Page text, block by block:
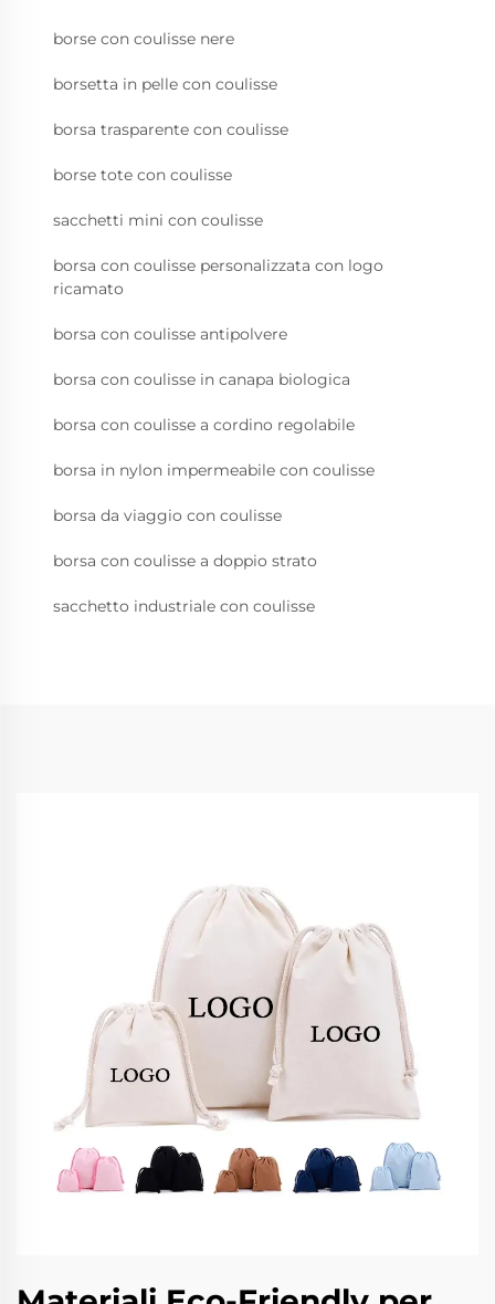
borse con coulisse nere
borsetta in pelle con coulisse
borsa trasparente con coulisse
borse tote con coulisse
sacchetti mini con coulisse
borsa con coulisse personalizzata con logo
ricamato
borsa con coulisse antipolvere
borsa con coulisse in canapa biologica
borsa con coulisse a cordino regolabile
borsa in nylon impermeabile con coulisse
borsa da viaggio con coulisse
borsa con coulisse a doppio strato
sacchetto industriale con coulisse